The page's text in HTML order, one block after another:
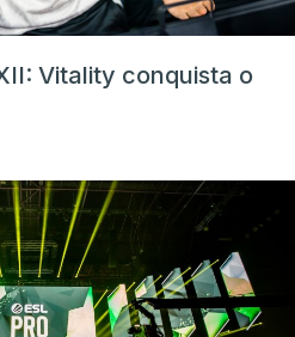
Vitality conquista o